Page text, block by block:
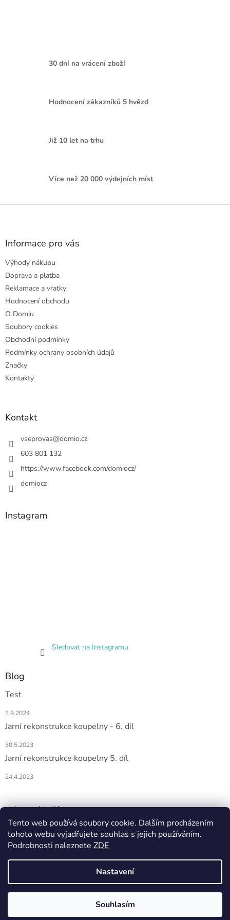
Tento web používá soubory cookie. Dalším procházením
tohoto webu vyjadřujete souhlas s jejich používáním.
Podrobnosti naleznete ZDE
Nastavení
Souhlasím
30 dní na vrácení zboží
Hodnocení zákazníků 5 hvězd
Již 10 let na trhu
Více než 20 000 výdejních míst
Z
Informace pro vás
Výhody nákupu
Doprava a platba
Reklamace a vratky
Hodnocení obchodu
O Domiu
Soubory cookies
Obchodní podmínky
Podmínky ochrany osobních údajů
Značky
Kontakty
Kontakt
vseprovas@domio.cz
603 801 132
https://www.facebook.com/domiocz/
domiocz
Instagram
Sledovat na Instagramu
Blog
Test
3.9.2024
Jarní rekonstrukce koupelny - 6. díl
30.5.2023
Jarní rekonstrukce koupelny 5. díl
24.4.2023
Nákupní košík
0KS /0 KČ
Vytvořil Shoptet
DOMIO. Všechna práva vyhrazena.